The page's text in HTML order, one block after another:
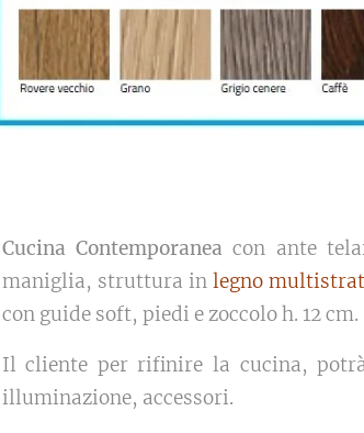
Cucina Contemporanea con ante
maniglia, struttura in legno
con guide soft, piedi e zoccolo h. 12 cm.
Il cliente per rifinire la cucina,
illuminazione, accessori.